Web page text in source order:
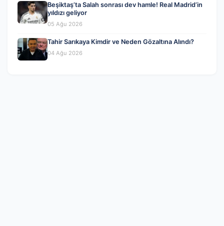
Beşiktaş’ta Salah sonrası dev hamle! Real Madrid’in
yıldızı geliyor
05 Ağu 2026
Tahir Sarıkaya Kimdir ve Neden Gözaltına Alındı?
04 Ağu 2026